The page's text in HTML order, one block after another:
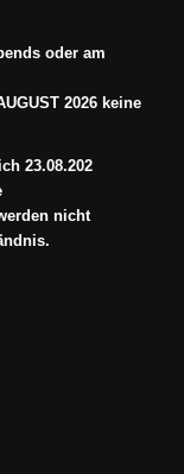
oder am
2026 keine
23.08.202
nicht